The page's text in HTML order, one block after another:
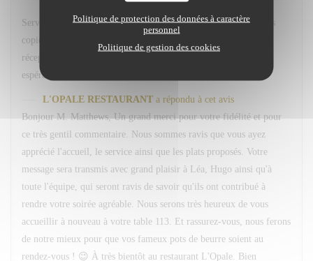
Politique de protection des données à caractère
personnel
Politique de gestion des cookies
Service avenant et personnel souriant. Plats simples choisis mais
copieux. Merci Léa pour le service. Merci a hugo au bar et
réception. Nous reviendrons comme d habitude A la 113. En
espérant retrouver nos pots de beurre habituels ;-)
L'OPALE RESTAURANT a répondu à cet avis
Bonjour M. Matthews, Un grand merci pour votre fidélité et pour
ce très gentil commentaire. Nous sommes ravis que vous ayez
apprécié l'accueil, le service ainsi que les plats proposés. Votre
message sera transmis avec grand plaisir à Léa, Hugo ainsi qu'à
toute l'équipe, qui seront ravis de savoir qu'ils ont contribué à
rendre votre soirée agréable. Nous serons très heureux de vous
accueillir à nouveau à votre table 113. Et rassurez-vous, nous ferons
de notre mieux pour que vos fameux pots de beurre soient au
rendez-vous ! 😉 À très bientôt au restaurant L'Opale. Bien